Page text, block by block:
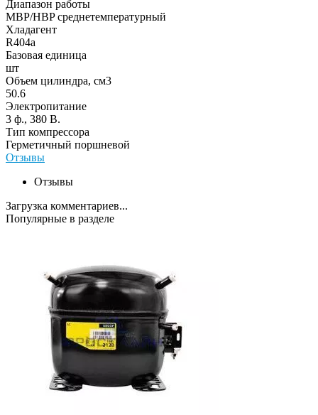
Диапазон работы
MBP/HBP среднетемпературный
Хладагент
R404a
Базовая единица
шт
Объем цилиндра, см3
50.6
Электропитание
3 ф., 380 В.
Тип компрессора
Герметичный поршневой
Отзывы
Отзывы
Загрузка комментариев...
Популярные в разделе